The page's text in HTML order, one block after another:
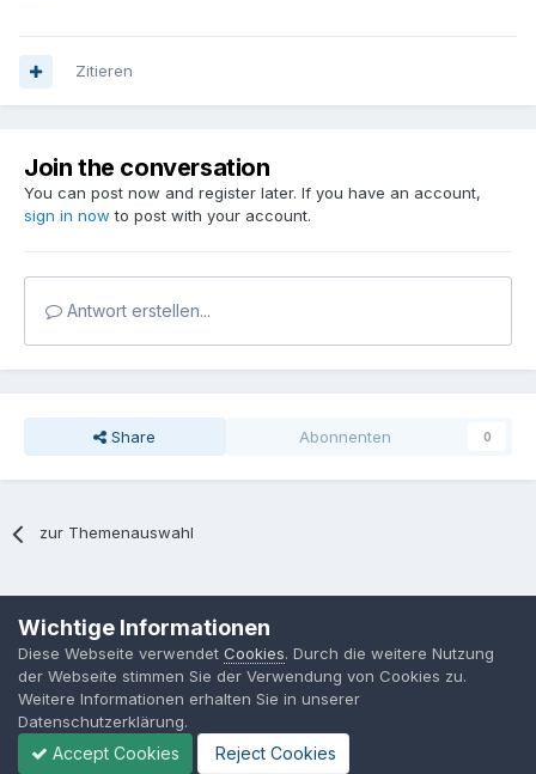
Zitieren
Join the conversation
You can post now and register later. If you have an account,
sign in now to post with your account.
Antwort erstellen...
Share Abonnenten 0
zur Themenauswahl
MPP-Engineering
Powered by Invision Community
Wichtige Informationen
Diese Webseite verwendet Cookies. Durch die weitere Nutzung
der Webseite stimmen Sie der Verwendung von Cookies zu.
Weitere Informationen erhalten Sie in unserer
Datenschutzerklärung.
Accept Cookies Reject Cookies